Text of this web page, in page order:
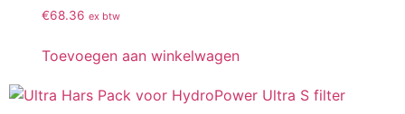
€68.36 ex btw
Toevoegen aan winkelwagen